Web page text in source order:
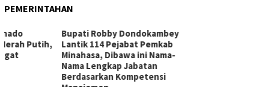
PEMERINTAHAN
Bupati Robby Dondokambey
Lantik 114 Pejabat Pemkab
Minahasa, Dibawa ini Nama-
Nama Lengkap Jabatan
Berdasarkan Kompetensi